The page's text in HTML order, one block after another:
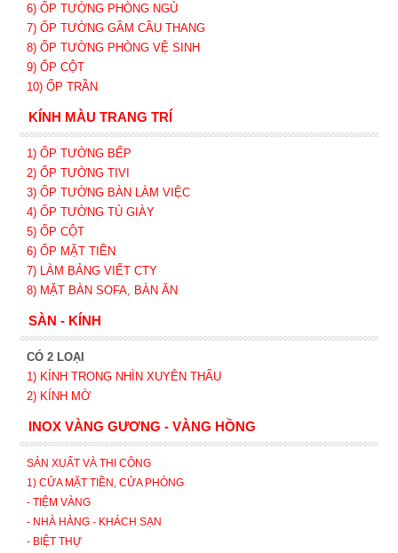
6) ỐP TƯỜNG PHÒNG NGỦ
7) ỐP TƯỜNG GẦM CẦU THANG
8) ỐP TƯỜNG PHÒNG VỆ SINH
9) ỐP CỘT
10) ỐP TRẦN
KÍNH MÀU TRANG TRÍ
1) ỐP TƯỜNG BẾP
2) ỐP TƯỜNG TIVI
3) ỐP TƯỜNG BÀN LÀM VIỆC
4) ỐP TƯỜNG TỦ GIÀY
5) ỐP CỘT
6) ỐP MẶT TIỀN
7) LÀM BẢNG VIẾT CTY
8) MẶT BÀN SOFA, BÀN ĂN
SÀN - KÍNH
CÓ 2 LOẠI
1) KÍNH TRONG NHÌN XUYÊN THẤU
2) KÍNH MỜ
INOX VÀNG GƯƠNG - VÀNG HỒNG
SẢN XUẤT VÀ THI CÔNG
1) CỬA MẶT TIỀN, CỬA PHÒNG
- TIỆM VÀNG
- NHÀ HÀNG - KHÁCH SẠN
- BIỆT THỰ